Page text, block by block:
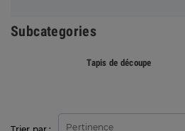
Subcategories
Tapis de découpe
Pertinence